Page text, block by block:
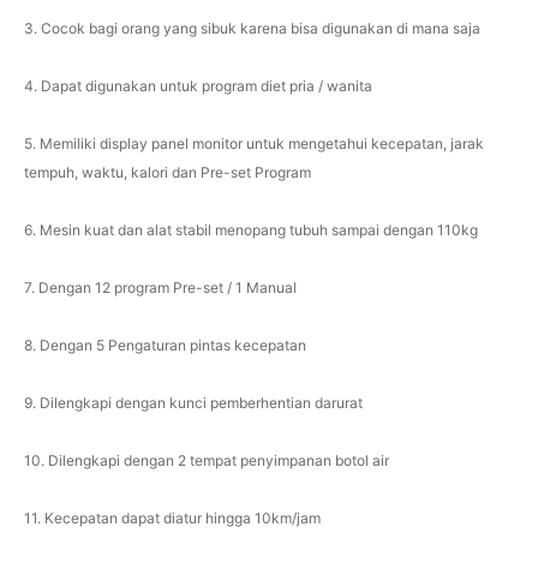
3. Cocok bagi orang yang sibuk karena bisa digunakan di mana saja
4. Dapat digunakan untuk program diet pria / wanita
5. Memiliki display panel monitor untuk mengetahui kecepatan, jarak
tempuh, waktu, kalori dan Pre-set Program
6. Mesin kuat dan alat stabil menopang tubuh sampai dengan 110kg
7. Dengan 12 program Pre-set / 1 Manual
8. Dengan 5 Pengaturan pintas kecepatan
9. Dilengkapi dengan kunci pemberhentian darurat
10. Dilengkapi dengan 2 tempat penyimpanan botol air
11. Kecepatan dapat diatur hingga 10km/jam